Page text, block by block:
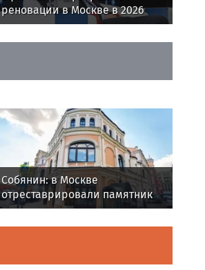
реновации в Москве в 2026
году планируется ввести
Собянин: в Москве
отреставрировали памятник
древнерусского зодчества